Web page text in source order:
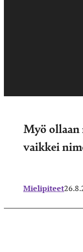
Myö ollaan
vaikkei
Mielipiteet